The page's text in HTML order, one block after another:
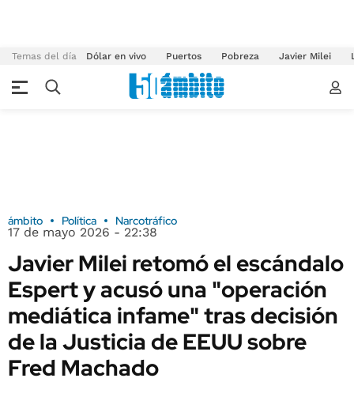
Temas del día Dólar en vivo Puertos Pobreza Javier Milei
ámbito Política Narcotráfico
17 de mayo 2026 - 22:38
Javier Milei retomó el escándalo
Espert y acusó una "operación
mediática infame" tras decisión
de la Justicia de EEUU sobre
Fred Machado